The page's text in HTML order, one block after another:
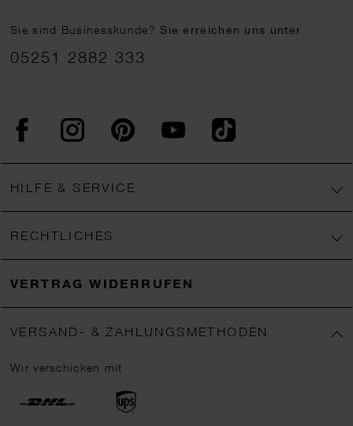
Sie sind Businesskunde?Sie erreichen uns unter
05251 2882 333
FacebookInstagram PinterestYouTubeTikTok
HILFE & SERVICE
RECHTLICHES
VERTRAG WIDERRUFEN
VERSAND- & ZAHLUNGSMETHODEN
Wir verschicken mit